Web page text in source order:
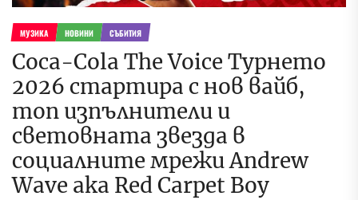
МУЗИКА НОВИНИ СЪБИТИЯ
Coca-Cola The Voice Турнето
2026 стартира с нов вайб,
топ изпълнители и
световната звезда в
социалните мрежи Andrew
Wave aka Red Carpet Boy